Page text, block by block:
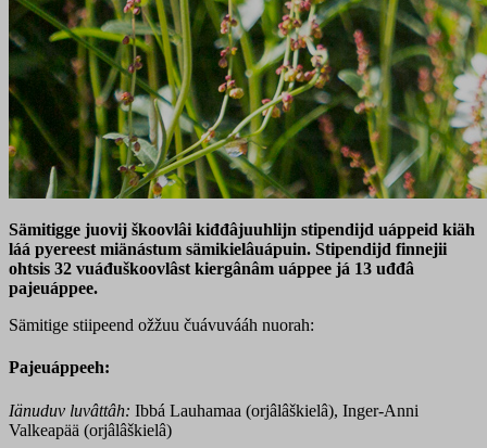
Sämitigge juovij škoovlâi kiđđâjuuhlijn stipendijd uáppeid kiäh
láá pyereest miänástum sämikielâuápuin. Stipendijd finnejii
ohtsis 32 vuáđuškoovlâst kiergânâm uáppee já 13 uđđâ
pajeuáppee.
Sämitige stiipeend ožžuu čuávuvááh nuorah:
Pajeuáppeeh:
Iänuduv luvâttâh: Ibbá Lauhamaa (orjâlâškielâ), Inger-Anni
Valkeapää (orjâlâškielâ)